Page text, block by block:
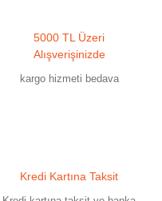
5000 TL Üzeri
Alışverişinizde
kargo hizmeti bedava
Kredi Kartına Taksit